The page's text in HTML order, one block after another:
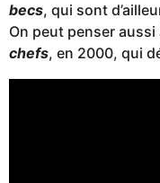
becs, qui sont
On peut penser aussi
chefs, en 2000, qui